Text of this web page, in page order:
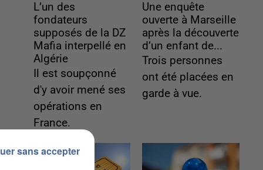
L’un des
fondateurs
supposés de la DZ
Mafia interpellé en
Algérie
Il est soupçonné
d'y avoir mené ses
opérations en
France.
Une enquête
ouverte à Marseille
après la découverte
d’un enfant de...
Trois personnes
ont été placées en
garde à vue.
sans accepter